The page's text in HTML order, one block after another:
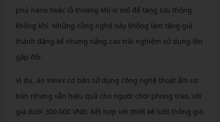
phủ nano hoặc lỗ thoáng khí vi mô để tăng lưu thông
không khí. Những công nghệ này không làm tăng giá
thành đáng kể nhưng nâng cao trải nghiệm sử dụng lên
gấp đôi.
Ví dụ, áo Yonex cơ bản sử dụng công nghệ thoát ẩm cơ
bản nhưng vẫn hiệu quả cho người chơi phong trào, với
giá dưới 300.000 VNĐ. Kết hợp với thiết kế lưới thông gió